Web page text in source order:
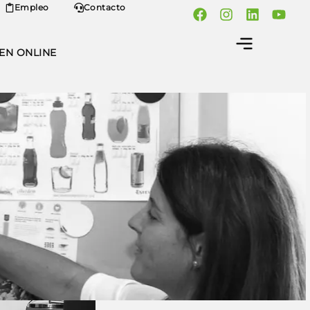
Empleo Contacto
ONLINE